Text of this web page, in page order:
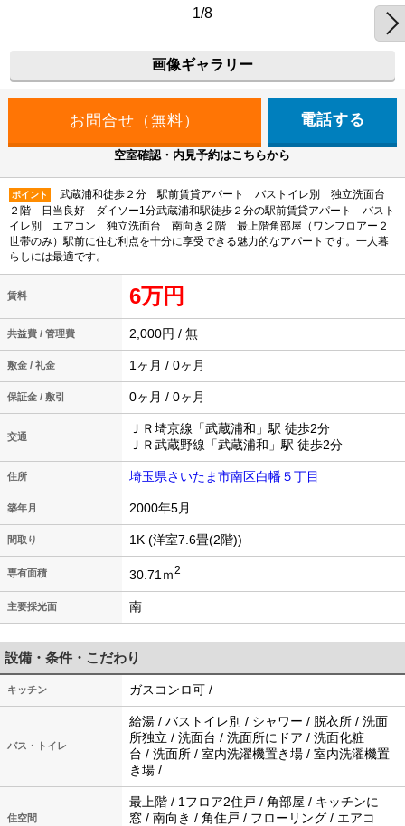
1/8
画像ギャラリー
電話する
空室確認・内見予約はこちらから
ポイント
武蔵浦和徒歩２分 駅前賃貸アパート バストイレ別 独立洗面台
２階 日当良好 ダイソー1分武蔵浦和駅徒歩２分の駅前賃貸アパート バスト
イレ別 エアコン 独立洗面台 南向き２階 最上階角部屋（ワンフロアー２
世帯のみ）駅前に住む利点を十分に享受できる魅力的なアパートです。一人暮
らしには最適です。
賃料 6万円
共益費 / 管理費 2,000円 / 無
敷金 / 礼金 1ヶ月 / 0ヶ月
保証金 / 敷引 0ヶ月 / 0ヶ月
交通
ＪＲ埼京線「武蔵浦和」駅 徒歩2分
ＪＲ武蔵野線「武蔵浦和」駅 徒歩2分
住所 埼玉県さいたま市南区白幡５丁目
築年月 2000年5月
間取り 1K (洋室7.6畳(2階))
専有面積 30.71ｍ2
主要採光面 南
設備・条件・こだわり
キッチン ガスコンロ可 /
バス・トイレ
給湯 / バストイレ別 / シャワー / 脱衣所 / 洗面
所独立 / 洗面台 / 洗面所にドア / 洗面化粧
台 / 洗面所 / 室内洗濯機置き場 / 室内洗濯機置
き場 /
住空間
最上階 / 1フロア2住戸 / 角部屋 / キッチンに
窓 / 南向き / 角住戸 / フローリング / エアコ